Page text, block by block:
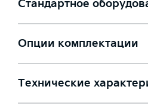
Стандартное
Опции комплектации
Технические